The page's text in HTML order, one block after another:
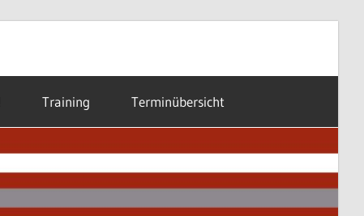
Training Terminübersicht